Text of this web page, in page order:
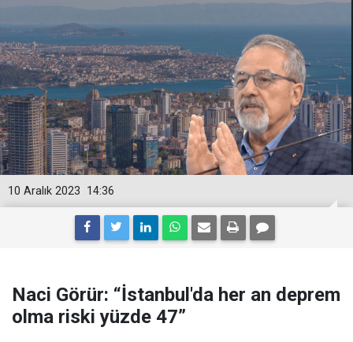
14:36
10 Aralık 2023
Naci Görür: “İstanbul'da her an deprem
olma riski yüzde 47”